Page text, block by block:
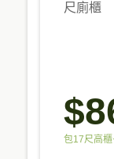
尺廁櫃
包17尺高